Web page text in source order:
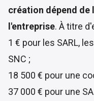
création dépend
l'entreprise. À titre
1 € pour les SARL,
SNC ;
18 500 € pour une
37 000 € pour une